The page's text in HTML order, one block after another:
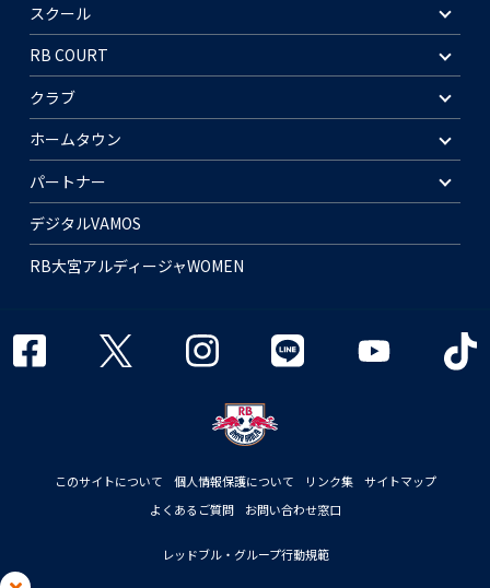
スクール
RB COURT
クラブ
ホームタウン
パートナー
デジタルVAMOS
RB大宮アルディージャWOMEN
このサイトについて 個人情報保護について リンク集
サイトマップ
よくあるご質問
お問い合わせ窓口
レッドブル・グループ行動規範